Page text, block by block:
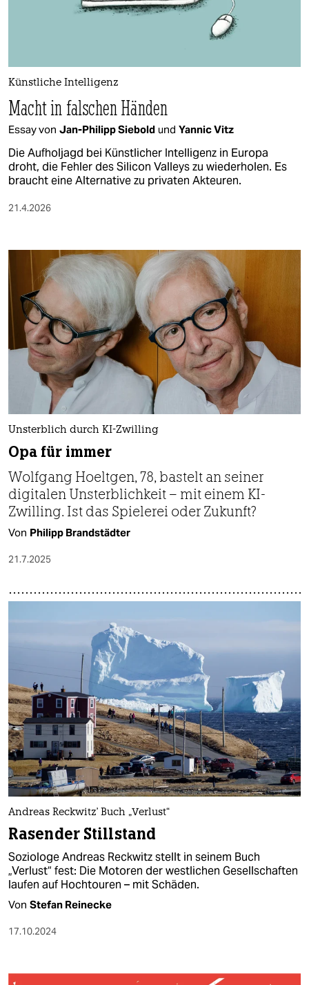
wahrheit
veranstaltungen
shop
fragen & hilfe
abo
genossenschaft
epaper login
Künstliche Intelligenz
Macht in falschen Händen
Essay von Jan-Philipp Siebold und Yannic Vitz
Die Aufholjagd bei Künstlicher Intelligenz in Europa
droht, die Fehler des Silicon Valleys zu wiederholen. Es
braucht eine Alternative zu privaten Akteuren.
21.4.2026
Unsterblich durch KI-Zwilling
Opa für immer
Wolfgang Hoeltgen, 78, bastelt an seiner
digitalen Unsterblichkeit – mit einem KI-
Zwilling. Ist das Spielerei oder Zukunft?
Von Philipp Brandstädter
21.7.2025
Andreas Reckwitz' Buch „Verlust“
Rasender Stillstand
Soziologe Andreas Reckwitz stellt in seinem Buch
„Verlust“ fest: Die Motoren der westlichen Gesellschaften
laufen auf Hochtouren – mit Schäden.
Von Stefan Reinecke
17.10.2024